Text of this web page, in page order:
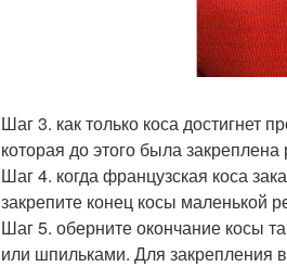
Шаг 3. как только коса достигнет
которая до этого была закреплена
Шаг 4. когда французская коса
закрепите конец косы маленькой
Шаг 5. оберните окончание косы
или шпильками. Для закрепления